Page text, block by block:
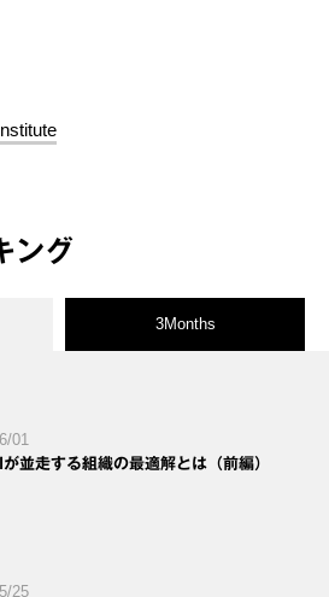
ング
3Months
01
並走する組織の最適解とは（前編）
25